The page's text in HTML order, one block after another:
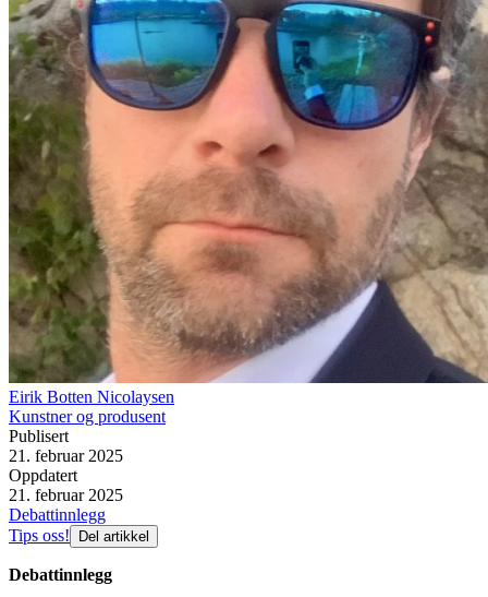
Eirik Botten Nicolaysen
Kunstner og produsent
Publisert
21. februar 2025
Oppdatert
21. februar 2025
Debattinnlegg
Tips oss!
Del artikkel
Debattinnlegg